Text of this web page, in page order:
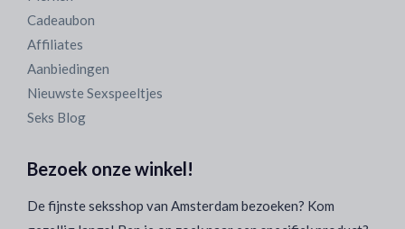
Cadeaubon
Affiliates
Aanbiedingen
Nieuwste Sexspeeltjes
Seks Blog
Bezoek onze winkel!
De fijnste seksshop van Amsterdam bezoeken? Kom